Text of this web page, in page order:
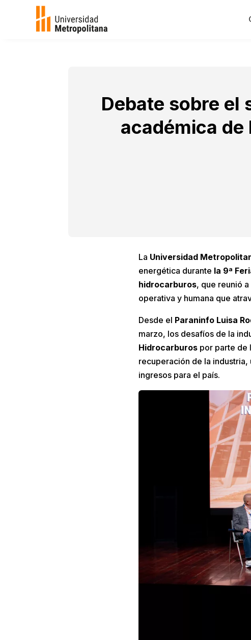
Debate sobre el
académica de
La Universidad
energética durante la 9ª
hidrocarburos, que reunió
operativa y humana que
Desde el Paraninfo Luisa
marzo, los desafíos de la
Hidrocarburos por parte de
recuperación de la
ingresos para el país.